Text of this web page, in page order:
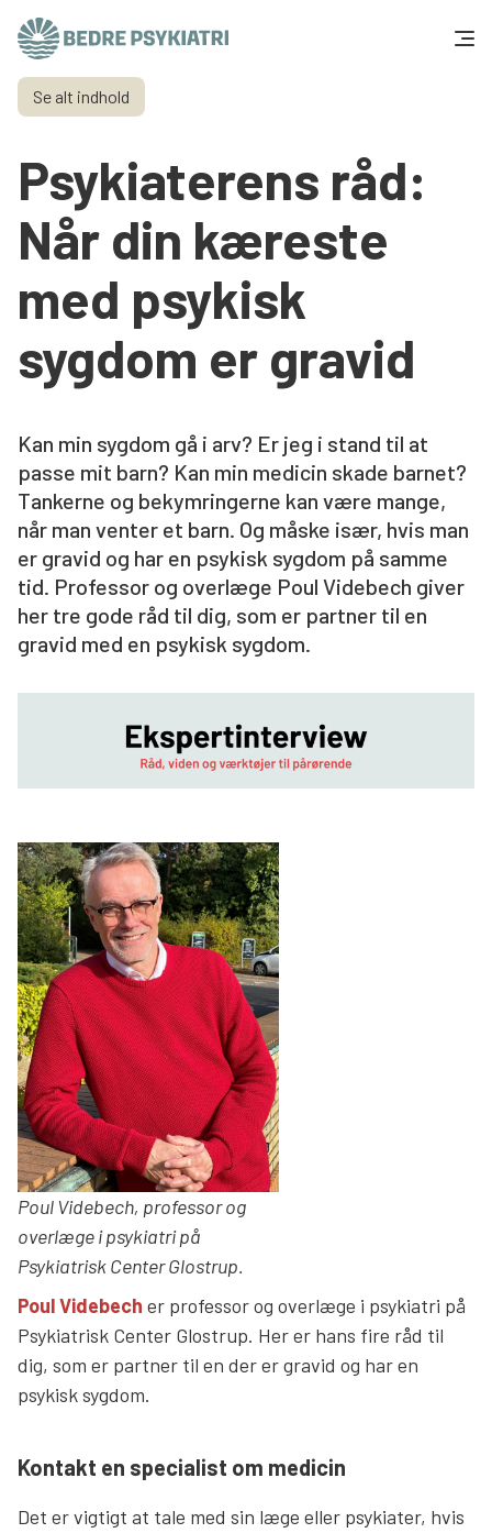
Skip to content
Få hjælp
Tal og fakta
Om os
Vær med
Presse og politik
Søg
Se alt indhold
Psykiaterens råd:
Når din kæreste
med psykisk
sygdom er gravid
Kan min sygdom gå i arv? Er jeg i stand til at
passe mit barn? Kan min medicin skade barnet?
Tankerne og bekymringerne kan være mange,
når man venter et barn. Og måske især, hvis man
er gravid og har en psykisk sygdom på samme
tid. Professor og overlæge Poul Videbech giver
her tre gode råd til dig, som er partner til en
gravid med en psykisk sygdom.
Poul Videbech, professor og
overlæge i psykiatri på
Psykiatrisk Center Glostrup.
Poul Videbech er professor og overlæge i psykiatri på
Psykiatrisk Center Glostrup. Her er hans fire råd til
dig, som er partner til en der er gravid og har en
psykisk sygdom.
Kontakt en specialist om medicin
Det er vigtigt at tale med sin læge eller psykiater, hvis